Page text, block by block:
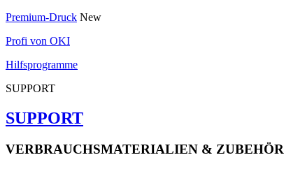
Premium-Druck New
Profi von OKI
Hilfsprogramme
SUPPORT
SUPPORT
VERBRAUCHSMATERIALIEN & ZUBEHÖR